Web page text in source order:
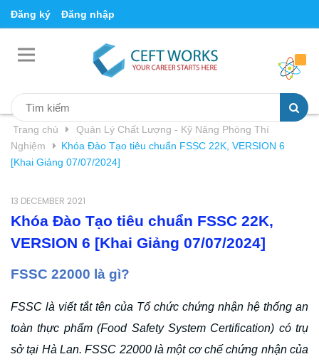
Đăng ký Đăng nhập
Trang chủ
Quản Lý Chất Lượng - Kỹ Năng Phòng Thí
Nghiệm
Khóa Đào Tạo tiêu chuẩn FSSC 22K, VERSION 6
[Khai Giảng 07/07/2024]
13 DECEMBER 2021
Khóa Đào Tạo tiêu chuẩn FSSC 22K,
VERSION 6 [Khai Giảng 07/07/2024]
FSSC 22000 là gì?
FSSC là viết tắt tên của Tổ chức chứng nhận hệ thống an
toàn thực phẩm (Food Safety System Certification) có trụ
sở tại Hà Lan. FSSC 22000 là một cơ chế chứng nhận của